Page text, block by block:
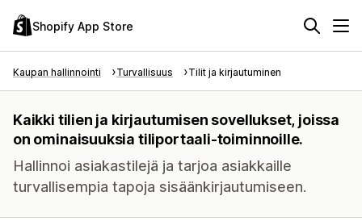
Shopify App Store
Kaupan hallinnointi Turvallisuus Tilit ja kirjautuminen
Kaikki tilien ja kirjautumisen sovellukset, joissa
on ominaisuuksia tiliportaali-toiminnoille.
Hallinnoi asiakastilejä ja tarjoa asiakkaille
turvallisempia tapoja sisäänkirjautumiseen.